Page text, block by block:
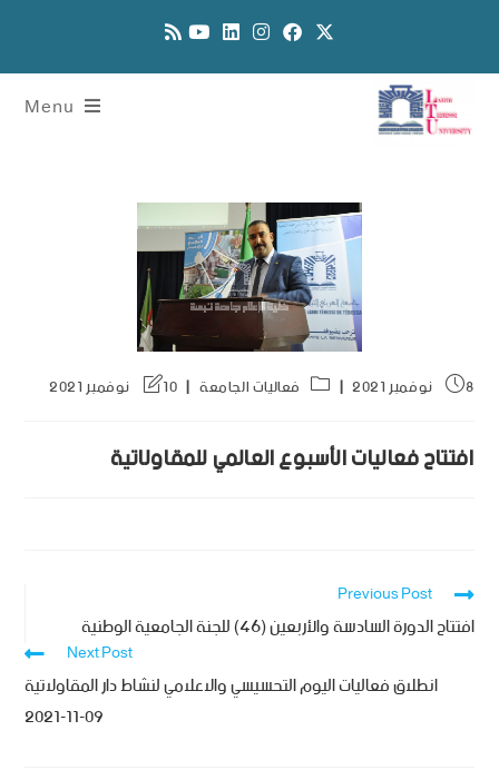
Menu
8 نوفمبر 2021 فعاليات الجامعة 10 نوفمبر 2021
افتتاح فعاليات الأسبوع العالمي للمقاولاتية
Previous Post
افتتاح الدورة السادسة والأربعين (46) للجنة الجامعية الوطنية
Next Post
انطلاق فعاليات اليوم التحسيسي والاعلامي لنشاط دار المقاولاتية
09-11-2021